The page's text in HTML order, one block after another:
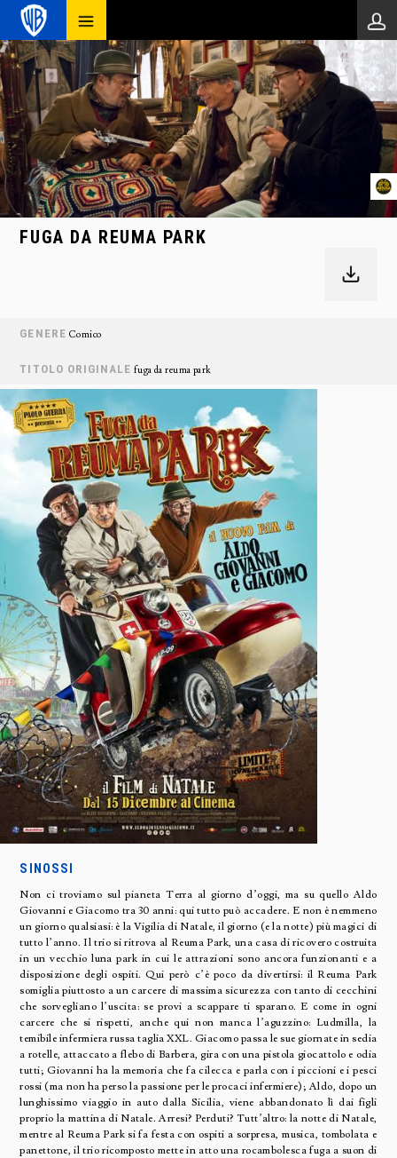
FUGA DA REUMA PARK
GENERE Comico
TITOLO ORIGINALE fuga da reuma park
SINOSSI
Non ci troviamo sul pianeta Terra al giorno d’oggi, ma su quello Aldo
Giovanni e Giacomo tra 30 anni: qui tutto può accadere. E non è nemmeno
un giorno qualsiasi: è la Vigilia di Natale, il giorno (e la notte) più magici di
tutto l’anno. Il trio si ritrova al Reuma Park, una casa di ricovero costruita
in un vecchio luna park in cui le attrazioni sono ancora funzionanti e a
disposizione degli ospiti. Qui però c’è poco da divertirsi: il Reuma Park
somiglia piuttosto a un carcere di massima sicurezza con tanto di cecchini
che sorvegliano l’uscita: se provi a scappare ti sparano. E come in ogni
carcere che si rispetti, anche qui non manca l’aguzzino: Ludmilla, la
temibile infermiera russa taglia XXL. Giacomo passa le sue giornate in sedia
a rotelle, attaccato a flebo di Barbera, gira con una pistola giocattolo e odia
tutti; Giovanni ha la memoria che fa cilecca e parla con i piccioni e i pesci
rossi (ma non ha perso la passione per le procaci infermiere); Aldo, dopo un
lunghissimo viaggio in auto dalla Sicilia, viene abbandonato lì dai figli
proprio la mattina di Natale. Arresi? Perduti? Tutt’altro: la notte di Natale,
mentre al Reuma Park si fa festa con ospiti a sorpresa, musica, tombolata e
panettone, il trio ricomposto mette in atto una rocambolesca fuga a suon di